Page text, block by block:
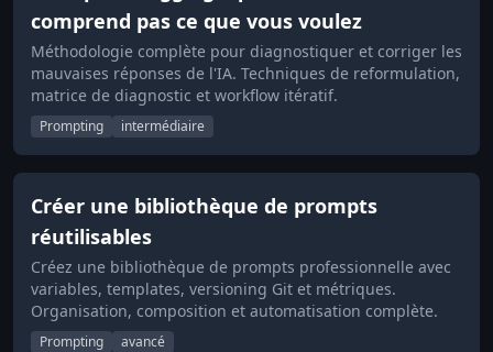
comprend pas ce que vous voulez
Méthodologie complète pour diagnostiquer et corriger les
mauvaises réponses de l'IA. Techniques de reformulation,
matrice de diagnostic et workflow itératif.
Prompting intermédiaire
Créer une bibliothèque de prompts
réutilisables
Créez une bibliothèque de prompts professionnelle avec
variables, templates, versioning Git et métriques.
Organisation, composition et automatisation complète.
Prompting avancé